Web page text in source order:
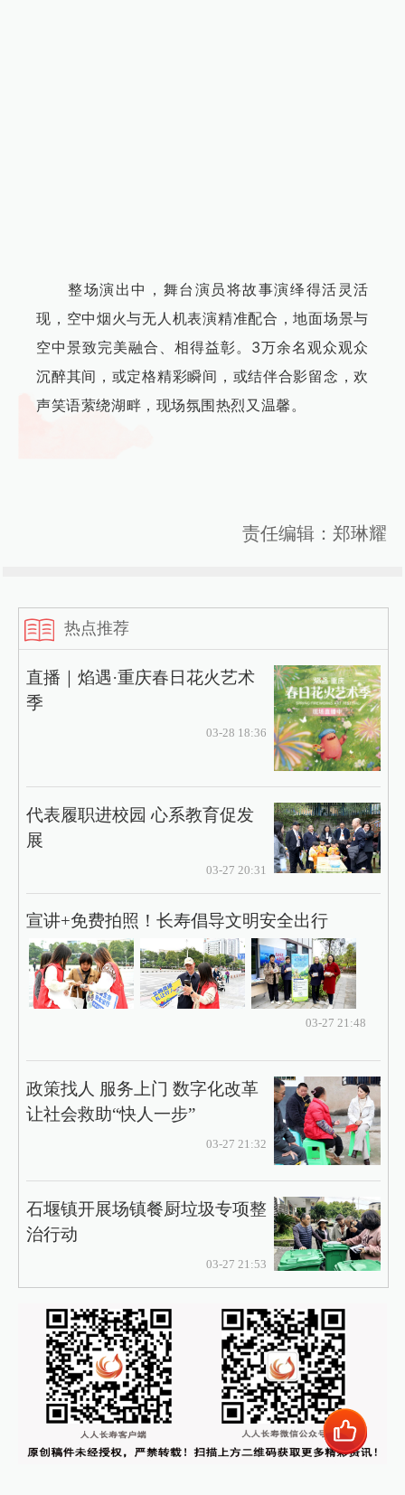
整场演出中，舞台演员将故事演绎得活灵活
现，空中烟火与无人机表演精准配合，地面场景与
空中景致完美融合、相得益彰。3万余名观众观众
沉醉其间，或定格精彩瞬间，或结伴合影留念，欢
声笑语萦绕湖畔，现场氛围热烈又温馨。
责任编辑：郑琳耀
热点推荐
直播｜焰遇·重庆春日花火艺术
季
03-28 18:36
代表履职进校园 心系教育促发
展
03-27 20:31
宣讲+免费拍照！长寿倡导文明安全出行
03-27 21:48
政策找人 服务上门 数字化改革
让社会救助“快人一步”
03-27 21:32
石堰镇开展场镇餐厨垃圾专项整
治行动
03-27 21:53